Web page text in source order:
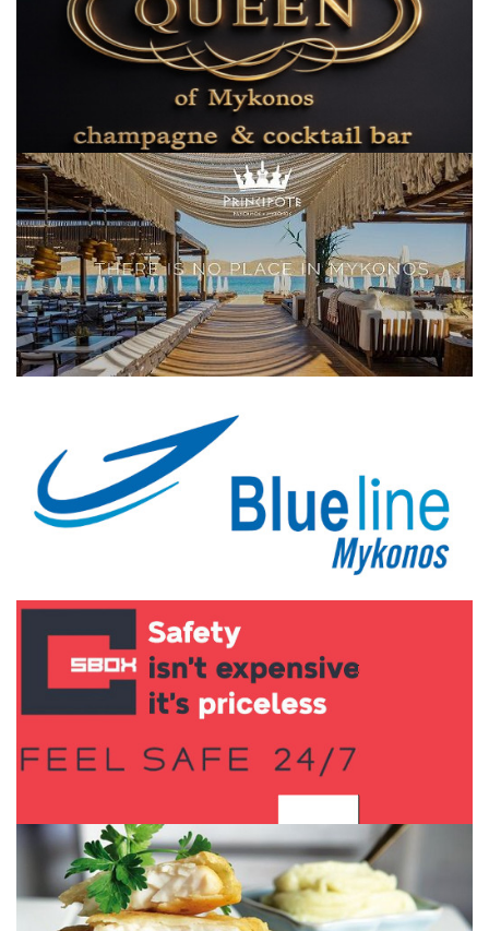
Local Elections 2023
About
Elections 2023
Γλώσσα
Ελληνικά English